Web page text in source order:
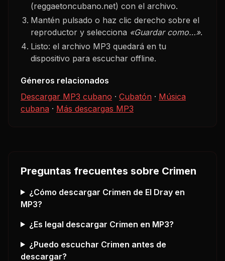
(reggaetoncubano.net) con el archivo.
Mantén pulsado o haz clic derecho sobre el
reproductor y selecciona «Guardar como…».
Listo: el archivo MP3 quedará en tu
dispositivo para escuchar offline.
Géneros relacionados
Descargar MP3 cubano · Cubatón · Música
cubana · Más descargas MP3
Preguntas frecuentes sobre Crimen
¿Cómo descargar Crimen de El Drayen
MP3?
¿Es legal descargar Crimen en MP3?
¿Puedo escuchar Crimen antes de
descargar?